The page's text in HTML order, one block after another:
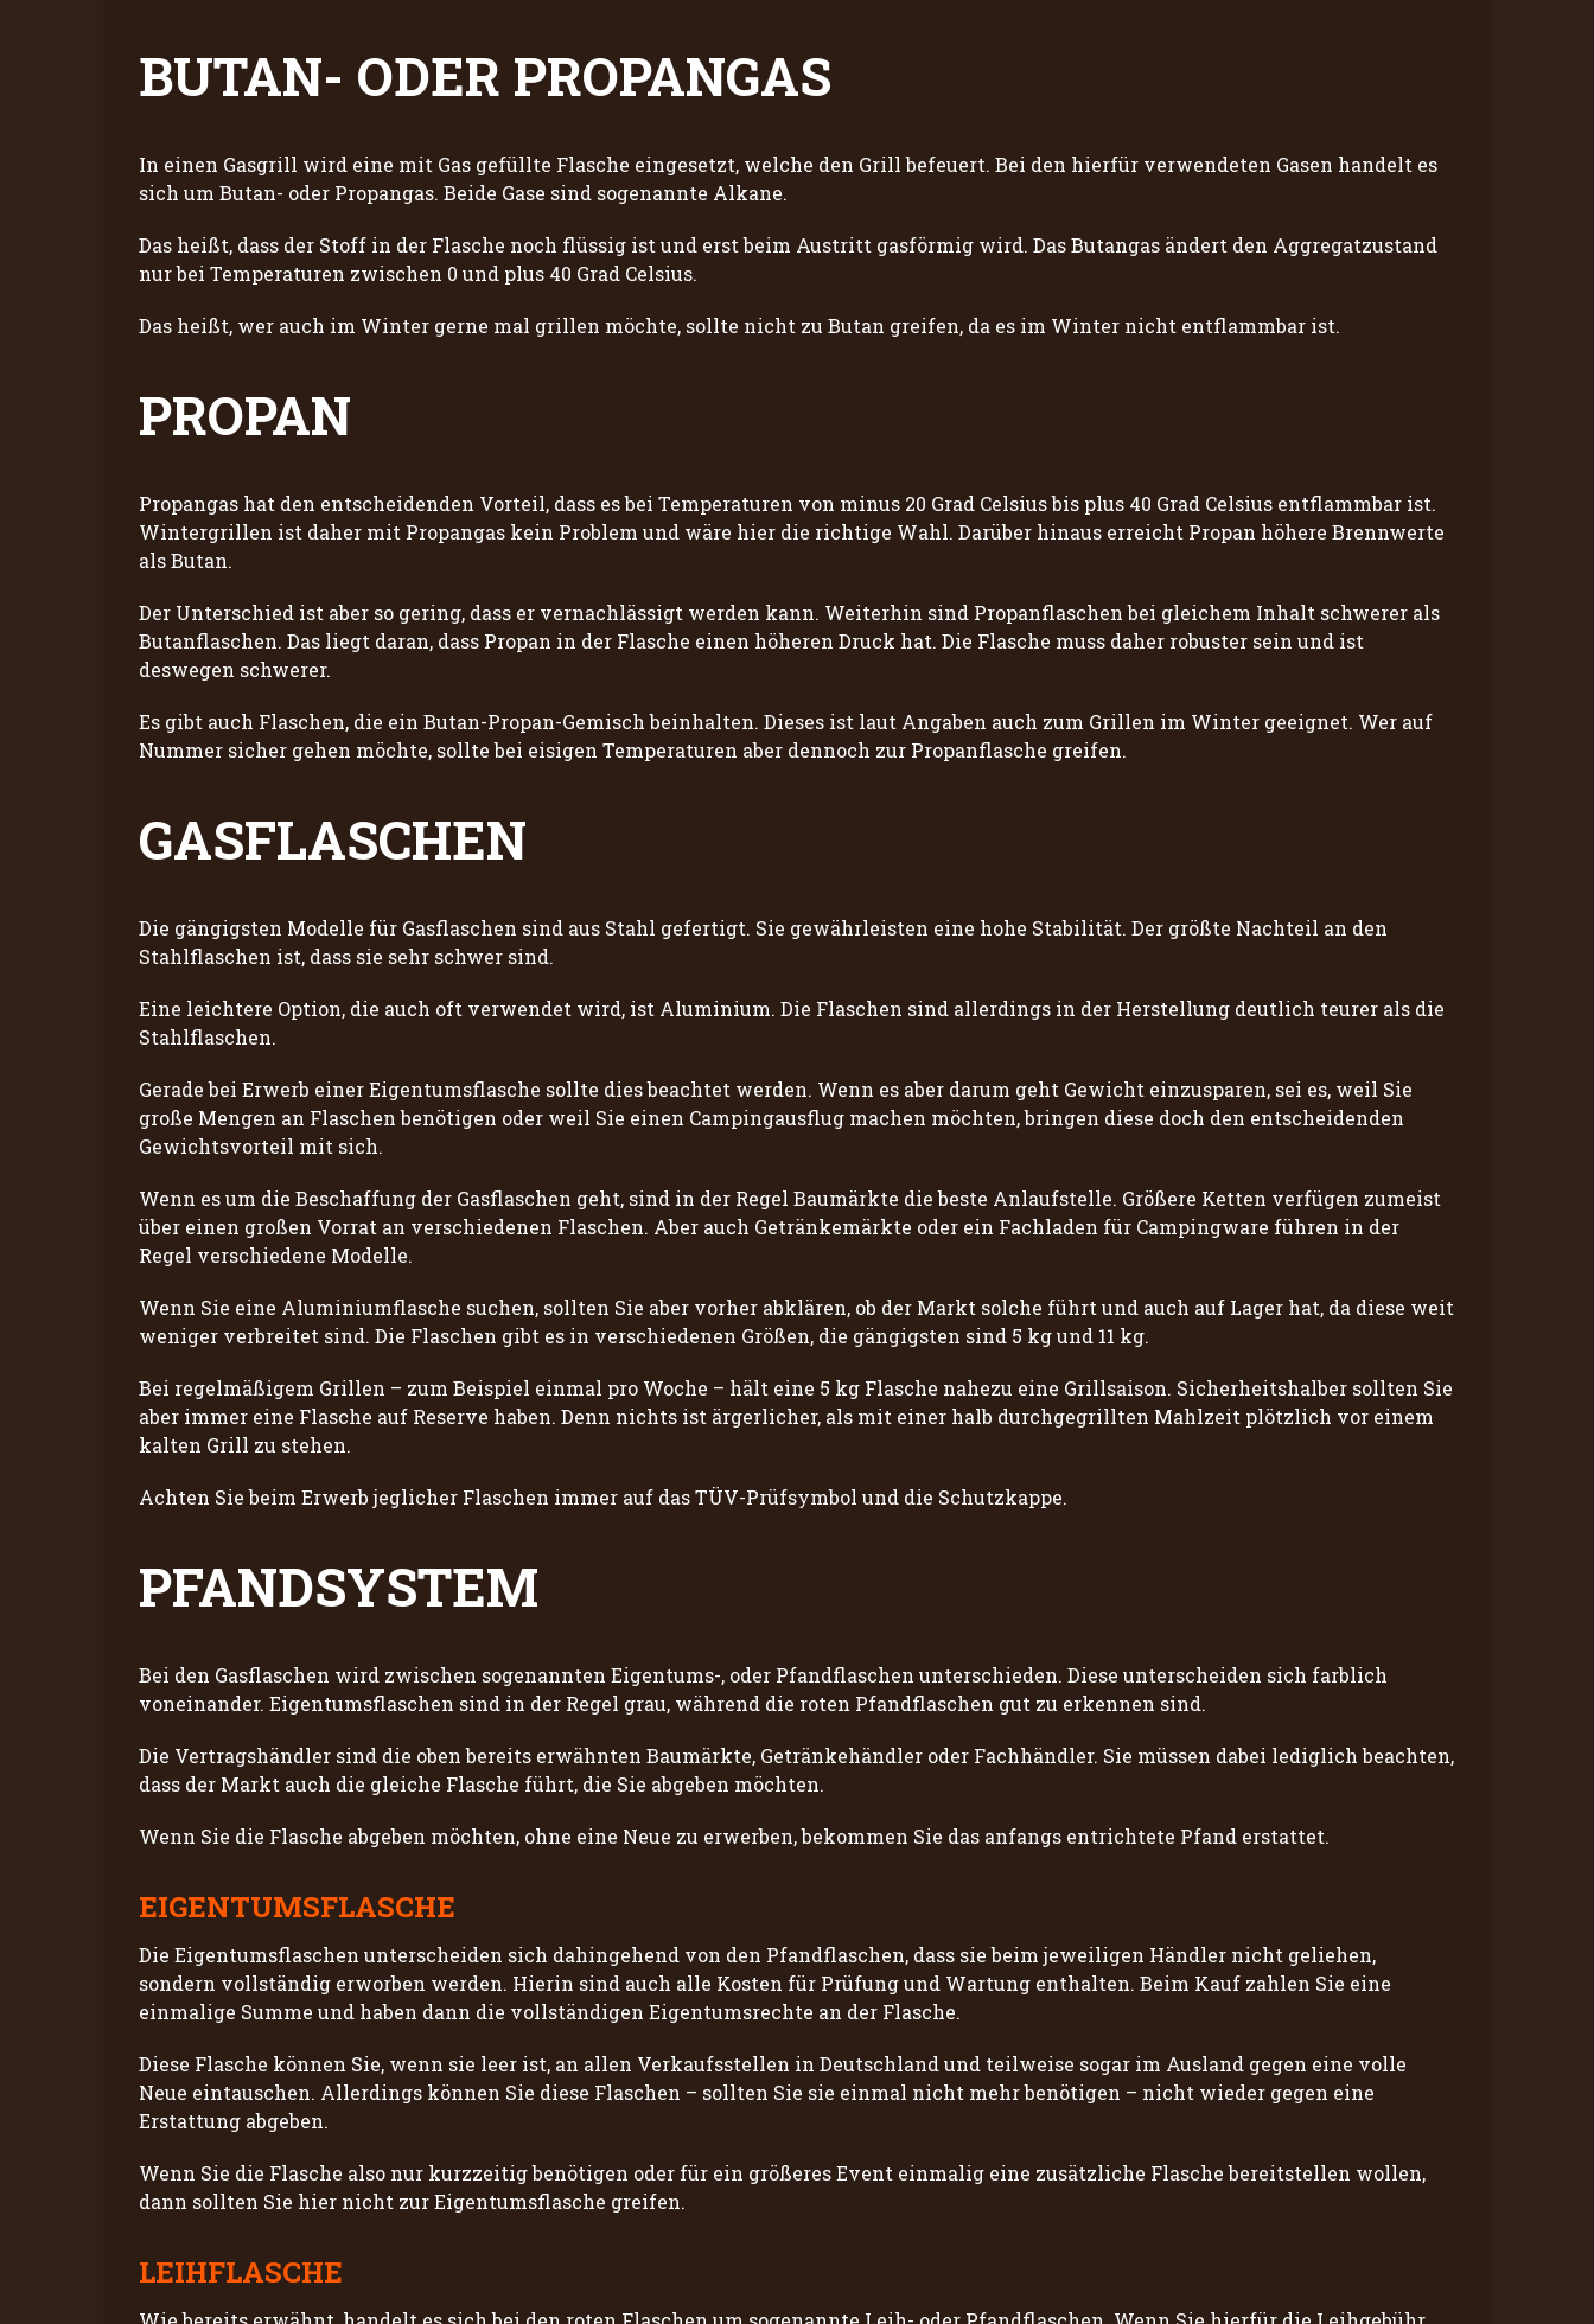
BUTAN- ODER PROPANGAS
In einen Gasgrill wird eine mit Gas gefüllte Flasche eingesetzt, welche den Grill befeuert. Bei den hierfür verwendeten Gasen handelt es
sich um Butan- oder Propangas. Beide Gase sind sogenannte Alkane.
Das heißt, dass der Stoff in der Flasche noch flüssig ist und erst beim Austritt gasförmig wird. Das Butangas ändert den Aggregatzustand
nur bei Temperaturen zwischen 0 und plus 40 Grad Celsius.
Das heißt, wer auch im Winter gerne mal grillen möchte, sollte nicht zu Butan greifen, da es im Winter nicht entflammbar ist.
PROPAN
Propangas hat den entscheidenden Vorteil, dass es bei Temperaturen von minus 20 Grad Celsius bis plus 40 Grad Celsius entflammbar ist.
Wintergrillen ist daher mit Propangas kein Problem und wäre hier die richtige Wahl. Darüber hinaus erreicht Propan höhere Brennwerte
als Butan.
Der Unterschied ist aber so gering, dass er vernachlässigt werden kann. Weiterhin sind Propanflaschen bei gleichem Inhalt schwerer als
Butanflaschen. Das liegt daran, dass Propan in der Flasche einen höheren Druck hat. Die Flasche muss daher robuster sein und ist
deswegen schwerer.
Es gibt auch Flaschen, die ein Butan-Propan-Gemisch beinhalten. Dieses ist laut Angaben auch zum Grillen im Winter geeignet. Wer auf
Nummer sicher gehen möchte, sollte bei eisigen Temperaturen aber dennoch zur Propanflasche greifen.
GASFLASCHEN
Die gängigsten Modelle für Gasflaschen sind aus Stahl gefertigt. Sie gewährleisten eine hohe Stabilität. Der größte Nachteil an den
Stahlflaschen ist, dass sie sehr schwer sind.
Eine leichtere Option, die auch oft verwendet wird, ist Aluminium. Die Flaschen sind allerdings in der Herstellung deutlich teurer als die
Stahlflaschen.
Gerade bei Erwerb einer Eigentumsflasche sollte dies beachtet werden. Wenn es aber darum geht Gewicht einzusparen, sei es, weil Sie
große Mengen an Flaschen benötigen oder weil Sie einen Campingausflug machen möchten, bringen diese doch den entscheidenden
Gewichtsvorteil mit sich.
Wenn es um die Beschaffung der Gasflaschen geht, sind in der Regel Baumärkte die beste Anlaufstelle. Größere Ketten verfügen zumeist
über einen großen Vorrat an verschiedenen Flaschen. Aber auch Getränkemärkte oder ein Fachladen für Campingware führen in der
Regel verschiedene Modelle.
Wenn Sie eine Aluminiumflasche suchen, sollten Sie aber vorher abklären, ob der Markt solche führt und auch auf Lager hat, da diese weit
weniger verbreitet sind. Die Flaschen gibt es in verschiedenen Größen, die gängigsten sind 5 kg und 11 kg.
Bei regelmäßigem Grillen – zum Beispiel einmal pro Woche – hält eine 5 kg Flasche nahezu eine Grillsaison. Sicherheitshalber sollten Sie
aber immer eine Flasche auf Reserve haben. Denn nichts ist ärgerlicher, als mit einer halb durchgegrillten Mahlzeit plötzlich vor einem
kalten Grill zu stehen.
Achten Sie beim Erwerb jeglicher Flaschen immer auf das TÜV-Prüfsymbol und die Schutzkappe.
PFANDSYSTEM
Bei den Gasflaschen wird zwischen sogenannten Eigentums-, oder Pfandflaschen unterschieden. Diese unterscheiden sich farblich
voneinander. Eigentumsflaschen sind in der Regel grau, während die roten Pfandflaschen gut zu erkennen sind.
Die Vertragshändler sind die oben bereits erwähnten Baumärkte, Getränkehändler oder Fachhändler. Sie müssen dabei lediglich beachten,
dass der Markt auch die gleiche Flasche führt, die Sie abgeben möchten.
Wenn Sie die Flasche abgeben möchten, ohne eine Neue zu erwerben, bekommen Sie das anfangs entrichtete Pfand erstattet.
EIGENTUMSFLASCHE
Die Eigentumsflaschen unterscheiden sich dahingehend von den Pfandflaschen, dass sie beim jeweiligen Händler nicht geliehen,
sondern vollständig erworben werden. Hierin sind auch alle Kosten für Prüfung und Wartung enthalten. Beim Kauf zahlen Sie eine
einmalige Summe und haben dann die vollständigen Eigentumsrechte an der Flasche.
Diese Flasche können Sie, wenn sie leer ist, an allen Verkaufsstellen in Deutschland und teilweise sogar im Ausland gegen eine volle
Neue eintauschen. Allerdings können Sie diese Flaschen – sollten Sie sie einmal nicht mehr benötigen – nicht wieder gegen eine
Erstattung abgeben.
Wenn Sie die Flasche also nur kurzzeitig benötigen oder für ein größeres Event einmalig eine zusätzliche Flasche bereitstellen wollen,
dann sollten Sie hier nicht zur Eigentumsflasche greifen.
LEIHFLASCHE